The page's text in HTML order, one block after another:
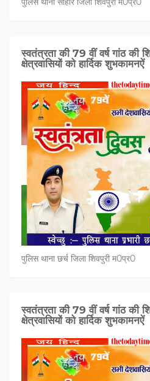
स्वतंत्रता की 79 वीं वर्ष गांठ की
क्षेत्रवासियों को हार्दिक शुभकामनऐं
पुलिस थाना छर्च जिला शिवपुरी म0प्र0
स्वतंत्रता की 79 वीं वर्ष गांठ की
क्षेत्रवासियों को हार्दिक शुभकामनऐं